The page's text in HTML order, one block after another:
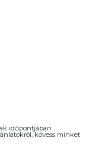
időpontjában
kövess minket